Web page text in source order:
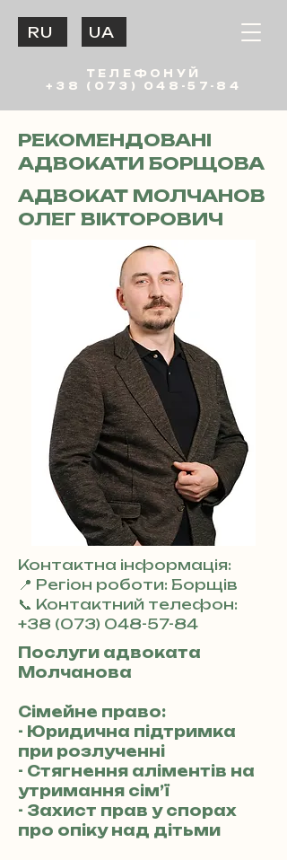
ТЕЛЕФОНУЙ
+38 (073) 048-57-84
UA
RU
РЕКОМЕНДОВАНІ
АДВОКАТИ БОРЩОВА
АДВОКАТ МОЛЧАНОВ
ОЛЕГ ВІКТОРОВИЧ
Контактна інформація:
📍 Регіон роботи: Борщів
📞 Контактний телефон:
+38 (073) 048-57-84
Послуги адвоката
Молчанова
Сімейне право:
- Юридична підтримка
при розлученні
- Стягнення аліментів на
утримання сім’ї
- Захист прав у спорах
про опіку над дітьми